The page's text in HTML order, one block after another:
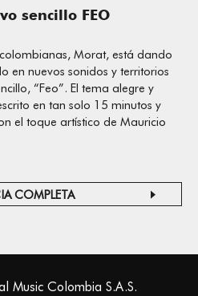
sencillo FEO
Morat, está dando
en nuevos sonidos y territorios
“Feo”. El tema alegre y
en tan solo 15 minutos y
el toque artístico de Mauricio
COMPLETA
Music Colombia S.A.S.